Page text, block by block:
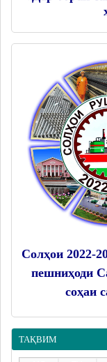
Солҳои 2022-
пешниҳоди
соҳаи
ТАҚВИМ